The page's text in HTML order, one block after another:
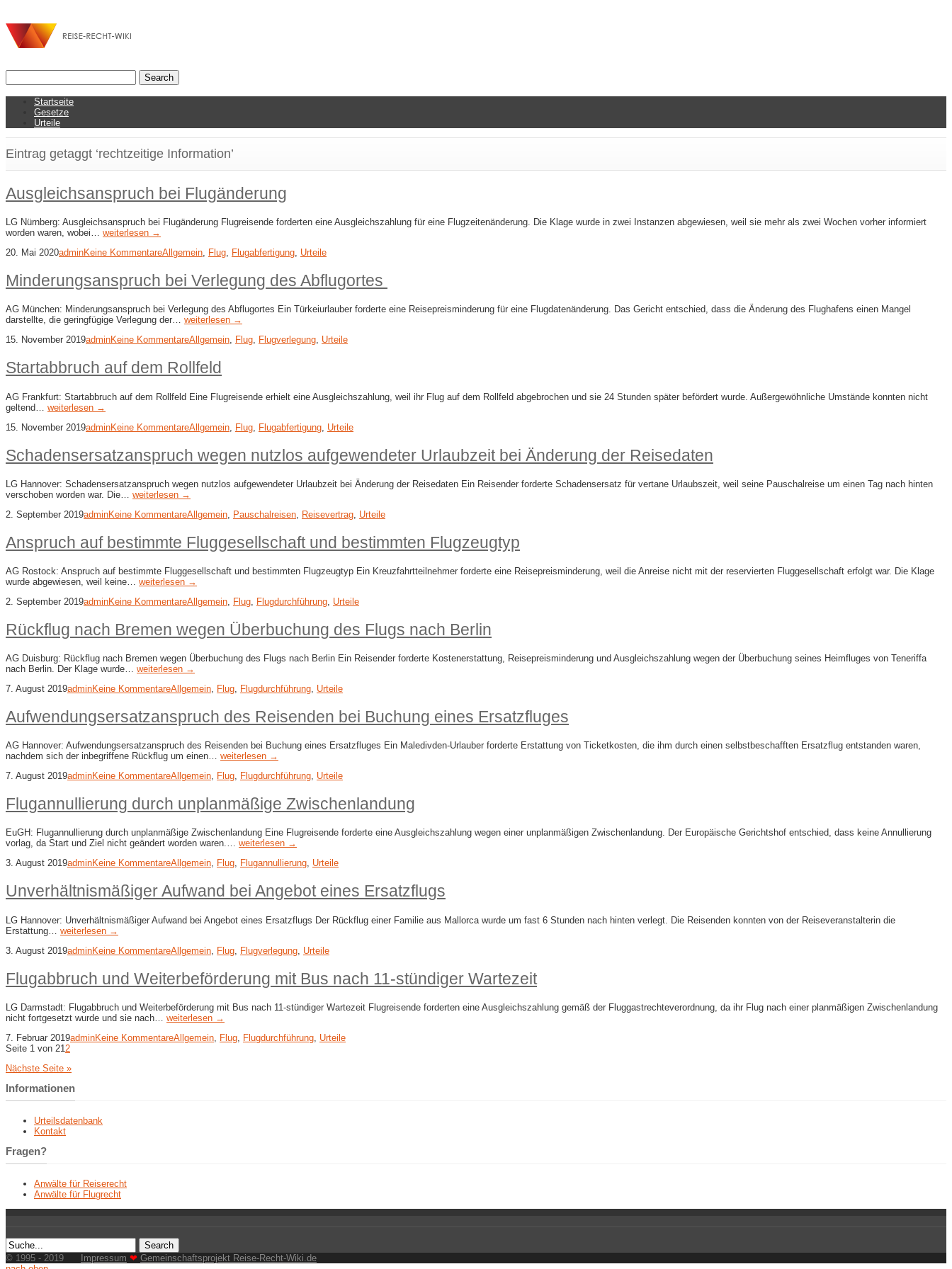
Startseite
Gesetze
Urteile
Eintrag getaggt ‘rechtzeitige Information’
Ausgleichsanspruch bei Flugänderung
LG Nürnberg: Ausgleichsanspruch bei Flugänderung Flugreisende forderten eine Ausgleichszahlung für eine Flugzeitenänderung. Die Klage wurde in zwei Instanzen abgewiesen, weil sie mehr als zwei Wochen vorher informiert
worden waren, wobei… weiterlesen →
20. Mai 2020adminKeine KommentareAllgemein, Flug, Flugabfertigung, Urteile
Minderungsanspruch bei Verlegung des Abflugortes
AG München: Minderungsanspruch bei Verlegung des Abflugortes Ein Türkeiurlauber forderte eine Reisepreisminderung für eine Flugdatenänderung. Das Gericht entschied, dass die Änderung des Flughafens einen Mangel
darstellte, die geringfügige Verlegung der… weiterlesen →
15. November 2019adminKeine KommentareAllgemein, Flug, Flugverlegung, Urteile
Startabbruch auf dem Rollfeld
AG Frankfurt: Startabbruch auf dem Rollfeld Eine Flugreisende erhielt eine Ausgleichszahlung, weil ihr Flug auf dem Rollfeld abgebrochen und sie 24 Stunden später befördert wurde. Außergewöhnliche Umstände konnten nicht
geltend… weiterlesen →
15. November 2019adminKeine KommentareAllgemein Flug Flugabfertigung Urteile
Schadensersatzanspruch wegen nutzlos aufgewendeter Urlaubzeit bei Änderung der Reisedaten
LG Hannover: Schadensersatzanspruch wegen nutzlos aufgewendeter Urlaubzeit bei Änderung der Reisedaten Ein Reisender forderte Schadensersatz für vertane Urlaubszeit, weil seine Pauschalreise um einen Tag nach hinten
verschoben worden war. Die… weiterlesen →
2. September 2019adminKeine KommentareAllgemein Pauschalreisen Reisevertrag Urteile
Anspruch auf bestimmte Fluggesellschaft und bestimmten Flugzeugtyp
AG Rostock: Anspruch auf bestimmte Fluggesellschaft und bestimmten Flugzeugtyp Ein Kreuzfahrtteilnehmer forderte eine Reisepreisminderung, weil die Anreise nicht mit der reservierten Fluggesellschaft erfolgt war. Die Klage
wurde abgewiesen, weil keine… weiterlesen →
2. September 2019adminKeine KommentareAllgemein Flug Flugdurchführung Urteile
Rückflug nach Bremen wegen Überbuchung des Flugs nach Berlin
AG Duisburg: Rückflug nach Bremen wegen Überbuchung des Flugs nach Berlin Ein Reisender forderte Kostenerstattung, Reisepreisminderung und Ausgleichszahlung wegen der Überbuchung seines Heimfluges von Teneriffa
nach Berlin. Der Klage wurde… weiterlesen →
7. August 2019adminKeine KommentareAllgemein, Flug, Flugdurchführung, Urteile
Aufwendungsersatzanspruch des Reisenden bei Buchung eines Ersatzfluges
AG Hannover: Aufwendungsersatzanspruch des Reisenden bei Buchung eines Ersatzfluges Ein Maledivden-Urlauber forderte Erstattung von Ticketkosten, die ihm durch einen selbstbeschafften Ersatzflug entstanden waren,
nachdem sich der inbegriffene Rückflug um einen… weiterlesen →
7. August 2019adminKeine KommentareAllgemein, Flug, Flugdurchführung, Urteile
Flugannullierung durch unplanmäßige Zwischenlandung
EuGH: Flugannullierung durch unplanmäßige Zwischenlandung Eine Flugreisende forderte eine Ausgleichszahlung wegen einer unplanmäßigen Zwischenlandung. Der Europäische Gerichtshof entschied, dass keine Annullierung
vorlag, da Start und Ziel nicht geändert worden waren.… weiterlesen →
3. August 2019adminKeine KommentareAllgemein, Flug, Flugannullierung, Urteile
Unverhältnismäßiger Aufwand bei Angebot eines Ersatzflugs
LG Hannover: Unverhältnismäßiger Aufwand bei Angebot eines Ersatzflugs Der Rückflug einer Familie aus Mallorca wurde um fast 6 Stunden nach hinten verlegt. Die Reisenden konnten von der Reiseveranstalterin die
Erstattung… weiterlesen →
3. August 2019adminKeine KommentareAllgemein Flug Flugverlegung Urteile
Flugabbruch und Weiterbeförderung mit Bus nach 11-stündiger Wartezeit
LG Darmstadt: Flugabbruch und Weiterbeförderung mit Bus nach 11-stündiger Wartezeit Flugreisende forderten eine Ausgleichszahlung gemäß der Fluggastrechteverordnung, da ihr Flug nach einer planmäßigen Zwischenlandung
nicht fortgesetzt wurde und sie nach… weiterlesen →
7. Februar 2019adminKeine KommentareAllgemein Flug Flugdurchführung Urteile
Seite 1 von 21 2
Nächste Seite »
Informationen
Urteilsdatenbank
Kontakt
Fragen?
Anwälte für Reiserecht
Anwälte für Flugrecht
© 1995 - 2019 Impressum ❤ Gemeinschaftsprojekt Reise-Recht-Wiki.de